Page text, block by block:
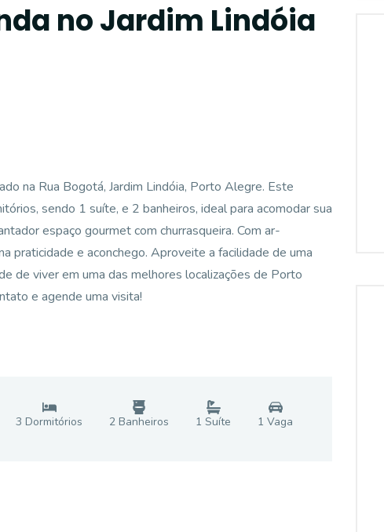
no Jardim Lindóia
na Rua Bogotá, Jardim Lindóia, Porto Alegre. Este
sendo 1 suíte, e 2 banheiros, ideal para acomodar sua
espaço gourmet com churrasqueira. Com ar-
praticidade e aconchego. Aproveite a facilidade de uma
de viver em uma das melhores localizações de Porto
e agende uma visita!
3 Dormitórios 2 Banheiros 1 Suíte 1 Vaga